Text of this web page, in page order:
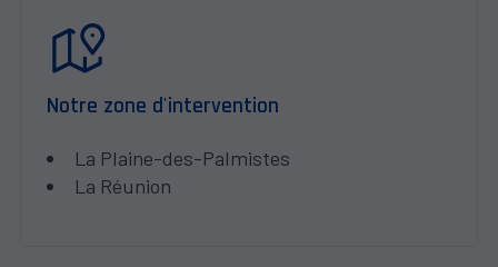
Notre zone d'intervention
La Plaine-des-Palmistes
La Réunion